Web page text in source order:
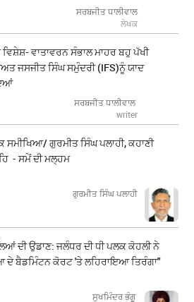
ਸਰਬਜੀਤ ਧਾਲੀਵਾਲ
ਲੇਖਕ
ਵਾਤਾਵਰਨ ਸੰਭਾਲ ਮਾਹਰ ਬਹੁ ਪੱਖੀ
ਜਸਜੀਤ ਸਿੰਘ ਸਮੁੰਦਰੀ (IFS)ਨੂੰ ਯਾਦ
ਸਰਬਜੀਤ ਧਾਲੀਵਾਲ
writer
ਸਮੀਖਿਆ/ ਗੁਰਮੀਤ ਸਿੰਘ ਪਲਾਹੀ, ਕਹਾਣੀ
- ਸਮੇਂ ਦੀ ਮਲ੍ਹਮ
ਗੁਰਮੀਤ ਸਿੰਘ ਪਲਾਹੀ
ਦੀ ਉਡਾਣ: ਜਲੰਧਰ ਦੀ ਧੀ ਪਲਕ ਕੋਹਲੀ ਨੇ
ਦੇ ਬੈਡਮਿੰਟਨ ਕੋਰਟ 'ਤੇ ਲਹਿਰਾਇਆ ਤਿਰੰਗਾ"
ਸੁਖਮਿੰਦਰ ਭੰਗੂ